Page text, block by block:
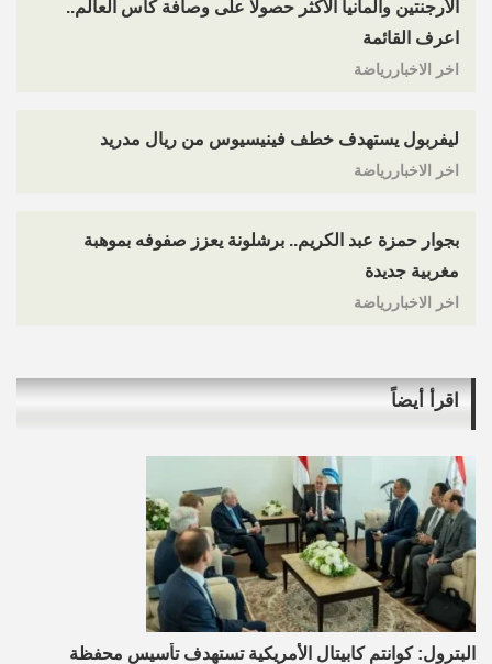
الأرجنتين وألمانيا الأكثر حصولا على وصافة كأس العالم..
اعرف القائمة
اخر الاخباررياضة
ليفربول يستهدف خطف فينيسيوس من ريال مدريد
اخر الاخباررياضة
بجوار حمزة عبد الكريم.. برشلونة يعزز صفوفه بموهبة
مغربية جديدة
اخر الاخباررياضة
اقرأ أيضاً
البترول: كوانتم كابيتال الأمريكية تستهدف تأسيس محفظة